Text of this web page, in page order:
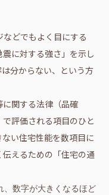
どでもよく目にする
震に対する強さ」を示し
分からない、という方
関する法律（品確
評価される項目のひと
い住宅性能を数項目に
えるための「住宅の通
、数字が大きくなるほど